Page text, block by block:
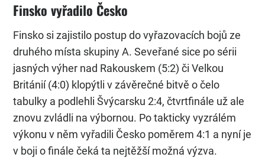
Finsko vyřadilo Česko
Finsko si zajistilo postup do vyřazovacích bojů ze
druhého místa skupiny A. Seveřané sice po sérii
jasných výher nad Rakouskem (5:2) či Velkou
Británií (4:0) klopýtli v závěrečné bitvě o čelo
tabulky a podlehli Švýcarsku 2:4, čtvrtfinále už ale
znovu zvládli na výbornou. Po takticky vyzrálém
výkonu v něm vyřadili Česko poměrem 4:1 a nyní je
v boji o finále čeká ta nejtěžší možná výzva.